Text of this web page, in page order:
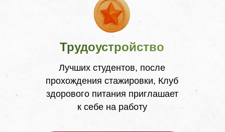
Трудоустройство
Лучших студентов, после
прохождения стажировки, Клуб
здорового питания приглашает
к себе на работу